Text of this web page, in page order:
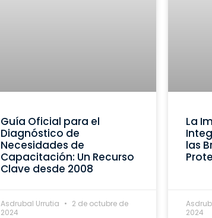
Guía Oficial para el
Diagnóstico de
Necesidades de
Capacitación: Un Recurso
Clave desde 2008
Asdrubal Urrutia
2 de octubre de
2024
La
las
2024